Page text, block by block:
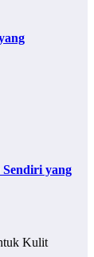
yang